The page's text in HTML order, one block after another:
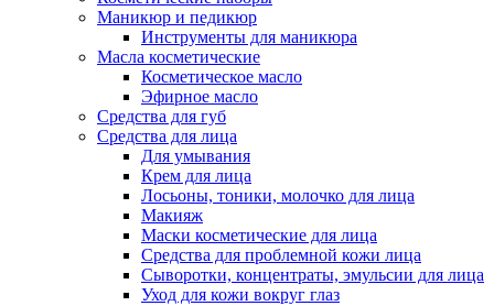
Маникюр и педикюр
Инструменты для маникюра
Масла косметические
Косметическое масло
Эфирное масло
Средства для губ
Средства для лица
Для умывания
Крем для лица
Лосьоны, тоники, молочко для лица
Макияж
Маски косметические для лица
Средства для проблемной кожи лица
Сыворотки, концентраты, эмульсии для лица
Уход для кожи вокруг глаз